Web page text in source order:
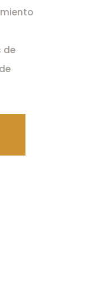
de